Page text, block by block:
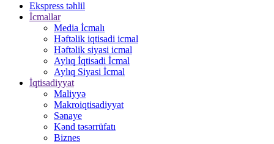
Ekspress təhlil
İcmallar
Media İcmalı
Həftəlik iqtisadi icmal
Həftəlik siyasi icmal
Aylıq İqtisadi İcmal
Aylıq Siyasi İcmal
İqtisadiyyat
Maliyyə
Makroiqtisadiyyat
Sənaye
Kənd təsərrüfatı
Biznes